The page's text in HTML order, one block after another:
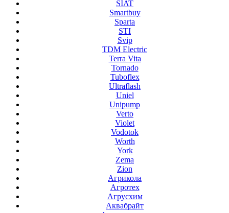
SIAT
Smartbuy
Sparta
STI
Svip
TDM Electric
Terra Vita
Tornado
Tuboflex
Ultraflash
Uniel
Unipump
Verto
Violet
Vodotok
Worth
York
Zema
Zion
Агрикола
Агротех
Агрусхим
Аквабрайт